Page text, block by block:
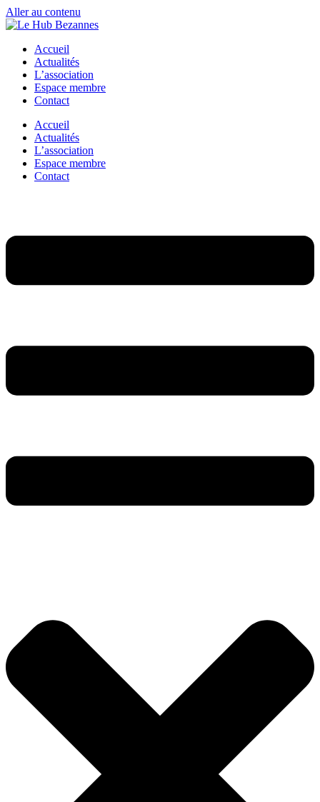
Aller au contenu
Accueil
Actualités
L’association
Espace membre
Contact
Accueil
Actualités
L’association
Espace membre
Contact